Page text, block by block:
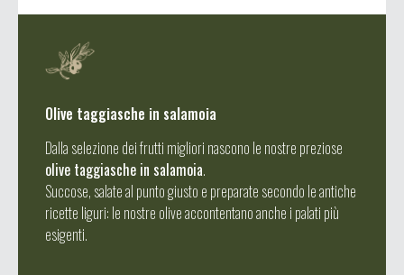
Olive taggiasche in salamoia
Dalla selezione dei frutti migliori nascono le nostre preziose
olive taggiasche in salamoia.
Succose, salate al punto giusto e preparate secondo le antiche
ricette liguri: le nostre olive accontentano anche i palati più
esigenti.